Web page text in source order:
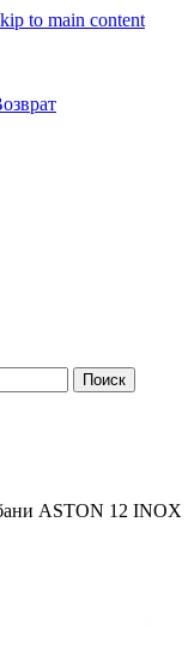
to main content
Поиск
ASTON 12 INOX